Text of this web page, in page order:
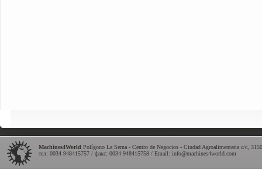
Machines4World Polígono La Serna - Centro de Negocios - Ciudad Agroalimentaria c/c
тел: 0034 948415757 / факс: 0034 948415758 / Email: info@machines4world.com